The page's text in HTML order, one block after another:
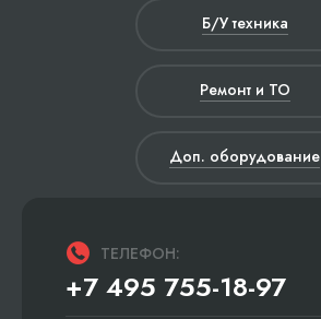
Б/У техника
Ремонт и ТО
Доп. оборудование
ТЕЛЕФОН:
+7 495 755-18-97